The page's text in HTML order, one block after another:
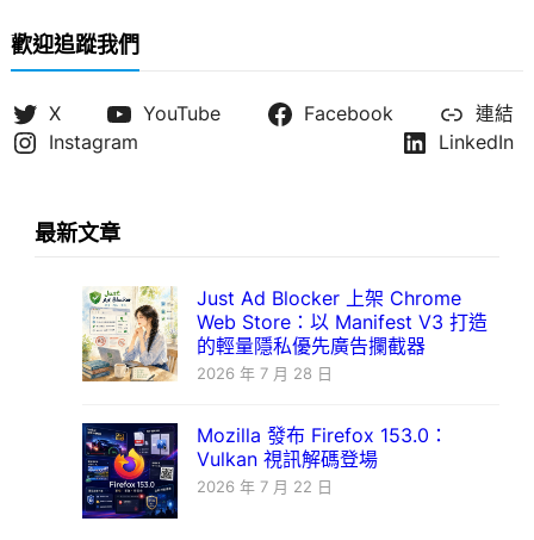
歡迎追蹤我們
X YouTube Facebook
連結
Instagram
LinkedIn
最新文章
Just Ad Blocker 上架 Chrome
Web Store：以 Manifest V3 打造
的輕量隱私優先廣告攔截器
2026 年 7 月 28 日
Mozilla 發布 Firefox 153.0：
Vulkan 視訊解碼登場
2026 年 7 月 22 日